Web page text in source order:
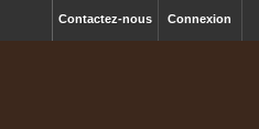
Connexion
Contactez-nous